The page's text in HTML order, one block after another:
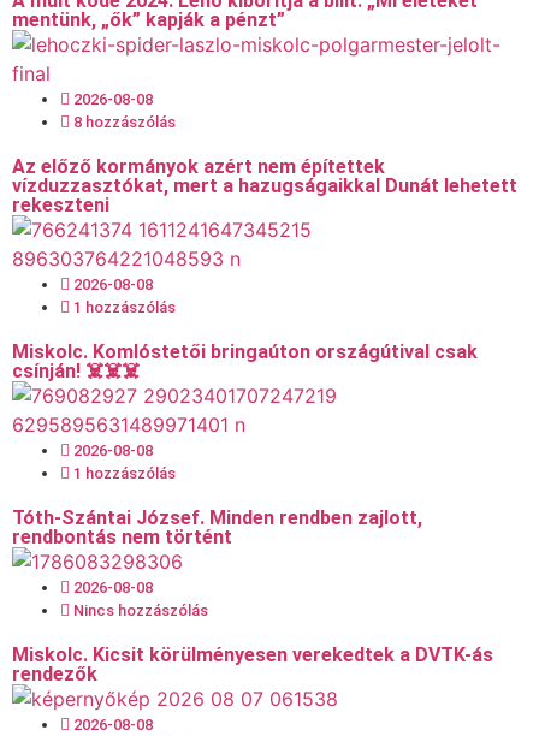
mentünk, „ők” kapják a pénzt”
2026-08-08
8 hozzászólás
Az előző kormányok azért nem építettek
vízduzzasztókat, mert a hazugságaikkal Dunát lehetett
rekeszteni
2026-08-08
1 hozzászólás
Miskolc. Komlóstetői bringaúton országútival csak
csínján! ☠️☠️☠️
2026-08-08
1 hozzászólás
Tóth-Szántai József. Minden rendben zajlott,
rendbontás nem történt
2026-08-08
Nincs hozzászólás
Miskolc. Kicsit körülményesen verekedtek a DVTK-ás
rendezők
2026-08-08